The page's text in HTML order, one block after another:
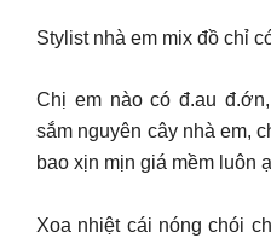
Stylist nhà em mix đồ chỉ
Chị em nào có đ.au
sắm nguyên cây nhà em,
bao xịn mịn giá mềm luôn ạ
Xoa nhiệt cái nóng chói